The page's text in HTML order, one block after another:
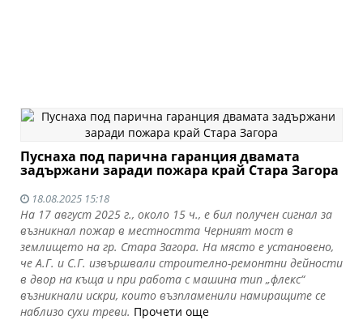
Пуснаха под парична гаранция двамата
задържани заради пожара край Стара Загора
18.08.2025 15:18
На 17 август 2025 г., около 15 ч., е бил получен сигнал за
възникнал пожар в местността Черният мост в
землището на гр. Стара Загора. На място е установено,
че А.Г. и С.Г. извършвали строително-ремонтни дейности
в двор на къща и при работа с машина тип „флекс“
възникнали искри, които възпламенили намиращите се
наблизо сухи треви. Прочети още